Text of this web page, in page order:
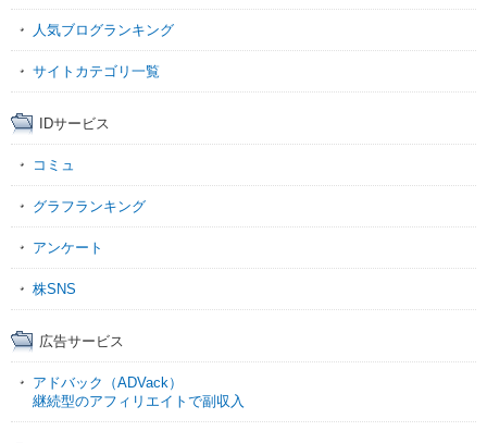
人気ブログランキング
サイトカテゴリ一覧
IDサービス
コミュ
グラフランキング
アンケート
株SNS
広告サービス
アドバック（ADVack）
継続型のアフィリエイトで副収入